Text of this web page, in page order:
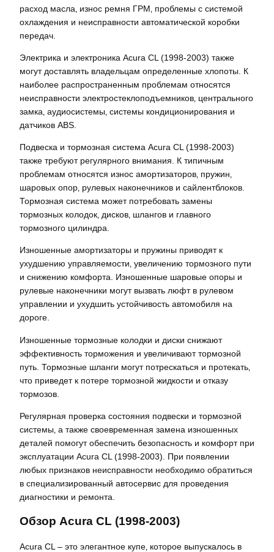
расход масла‚ износ ремня ГРМ‚ проблемы с системой
охлаждения и неисправности автоматической коробки
передач.
Электрика и электроника Acura CL (1998-2003) также
могут доставлять владельцам определенные хлопоты. К
наиболее распространенным проблемам относятся
неисправности электростеклоподъемников‚ центрального
замка‚ аудиосистемы‚ системы кондиционирования и
датчиков ABS.
Подвеска и тормозная система Acura CL (1998-2003)
также требуют регулярного внимания. К типичным
проблемам относятся износ амортизаторов‚ пружин‚
шаровых опор‚ рулевых наконечников и сайлентблоков.
Тормозная система может потребовать замены
тормозных колодок‚ дисков‚ шлангов и главного
тормозного цилиндра.
Изношенные амортизаторы и пружины приводят к
ухудшению управляемости‚ увеличению тормозного пути
и снижению комфорта. Изношенные шаровые опоры и
рулевые наконечники могут вызвать люфт в рулевом
управлении и ухудшить устойчивость автомобиля на
дороге.
Изношенные тормозные колодки и диски снижают
эффективность торможения и увеличивают тормозной
путь. Тормозные шланги могут потрескаться и протекать‚
что приведет к потере тормозной жидкости и отказу
тормозов.
Регулярная проверка состояния подвески и тормозной
системы‚ а также своевременная замена изношенных
деталей помогут обеспечить безопасность и комфорт при
эксплуатации Acura CL (1998-2003). При появлении
любых признаков неисправности необходимо обратиться
в специализированный автосервис для проведения
диагностики и ремонта.
Обзор Acura CL (1998-2003)
Acura CL – это элегантное купе‚ которое выпускалось в